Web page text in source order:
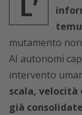
L’
mutamento
AI autonomi
intervento
scala,
già consolidate